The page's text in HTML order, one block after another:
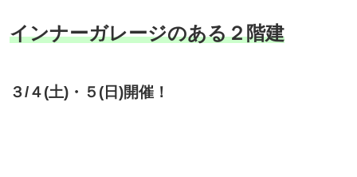
インナーガレージのある２階建
３/４(土)・５(日)開催！